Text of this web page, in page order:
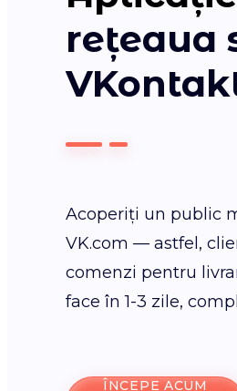
rețeaua
Acoperiți un public
VK.com — astfel,
comenzi pentru
face în 1-3 zile,
ÎNCEPE ACUM